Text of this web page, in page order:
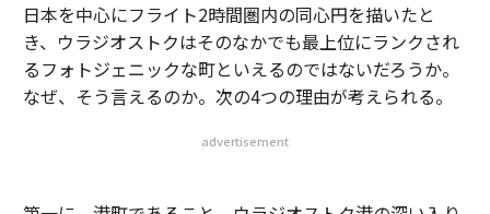
日本を中心にフライト2時間圏内の同心円を描いたと
き、ウラジオストクはそのなかでも最上位にランクされ
るフォトジェニックな町といえるのではないだろうか。
なぜ、そう言えるのか。次の4つの理由が考えられる。
advertisement